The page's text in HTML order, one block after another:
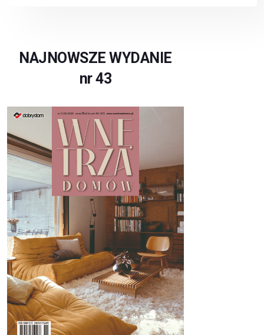
NAJNOWSZE WYDANIE
nr 43